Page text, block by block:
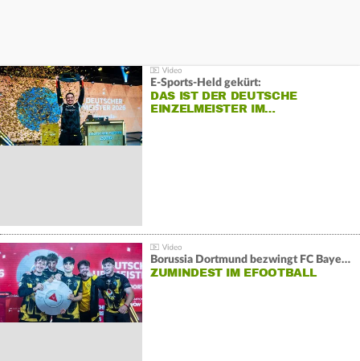
E-Sports-Held gekürt:
DAS IST DER DEUTSCHE
EINZELMEISTER IM…
Borussia Dortmund bezwingt FC Bayern und gewinnt die Meisterschaft
ZUMINDEST IM EFOOTBALL